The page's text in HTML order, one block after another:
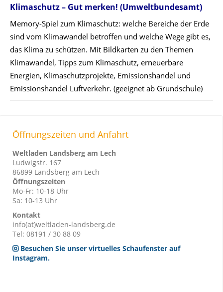
Klimaschutz – Gut merken! (Umweltbundesamt)
Memory-Spiel zum Klimaschutz: welche Bereiche der Erde
sind vom Klimawandel betroffen und welche Wege gibt es,
das Klima zu schützen. Mit Bildkarten zu den Themen
Klimawandel, Tipps zum Klimaschutz, erneuerbare
Energien, Klimaschutzprojekte, Emissionshandel und
Emissionshandel Luftverkehr. (geeignet ab Grundschule)
Öffnungszeiten und Anfahrt
Weltladen Landsberg am Lech
Ludwigstr. 167
86899 Landsberg am Lech
Öffnungszeiten
Mo-Fr: 10-18 Uhr
Sa: 10-13 Uhr
Kontakt
info(at)weltladen-landsberg.de
Tel: 08191 / 30 88 09
Besuchen Sie unser virtuelles Schaufenster auf
Instagram.